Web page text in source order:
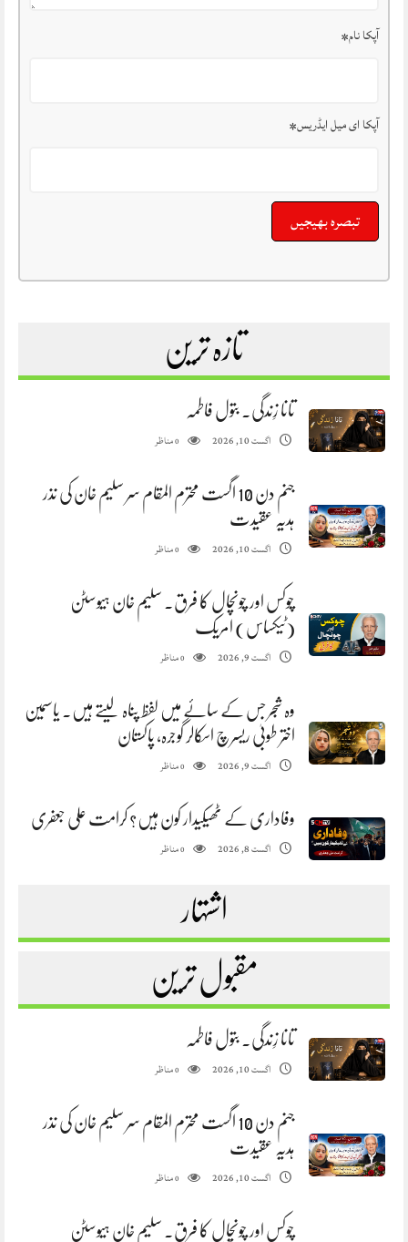
آپکا نام*
آپکا ای میل ایڈریس*
تازہ ترین
تانا زِندگی. بتول فاطمہ
اگست 10, 2026 0مناظر
جنم دن 10 اگست محترم المقام سر سلیم خان کی نذر
ہدیہ عقیدت
اگست 10, 2026 0مناظر
چوکس اور چونچال کا فرق. سلیم خان ہیوسٹن
(ٹیکساس) امریک
اگست 9, 2026 0مناظر
وہ شجر جس کے سائے میں لفظ پناہ لیتے ہیں. یاسمین
اختر طوبیٰ ریسرچ اسکالر گوجرہ، پاکستان
اگست 9, 2026 0مناظر
وفاداری کے ٹھیکیدار کون ہیں؟ کرامت علی جعفری
اگست 8, 2026 0مناظر
اشتہار
مقبول ترین
تانا زِندگی. بتول فاطمہ
اگست 10, 2026 0مناظر
جنم دن 10 اگست محترم المقام سر سلیم خان کی نذر
ہدیہ عقیدت
اگست 10, 2026 0مناظر
چوکس اور چونچال کا فرق. سلیم خان ہیوسٹن